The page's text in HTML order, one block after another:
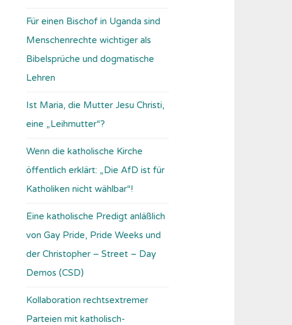
Für einen Bischof in Uganda sind
Menschenrechte wichtiger als
Bibelsprüche und dogmatische
Lehren
Ist Maria, die Mutter Jesu Christi,
eine „Leihmutter“?
Wenn die katholische Kirche
öffentlich erklärt: „Die AfD ist für
Katholiken nicht wählbar“!
Eine katholische Predigt anläßlich
von Gay Pride, Pride Weeks und
der Christopher – Street – Day
Demos (CSD)
Kollaboration rechtsextremer
Parteien mit katholisch-